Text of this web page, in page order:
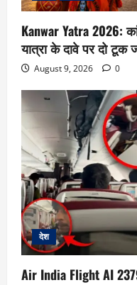
Kanwar Yatra 2026:
यात्रा के दावे पर दो टूक
August 9, 2026 0
देश
Air India Flight AI